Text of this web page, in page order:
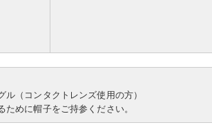
ル（コンタクトレンズ使用の方）
ために帽子をご持参ください。